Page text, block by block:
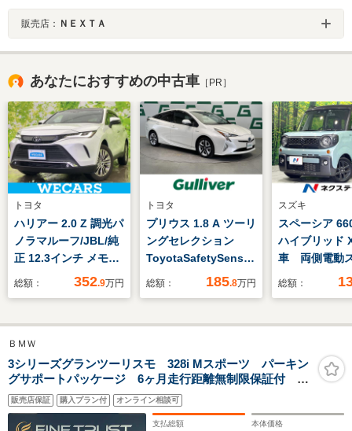
販売店： ＮＥＸＴＡ
あなたにおすすめの中古車 ［PR］
トヨタ
ハリアー 2.0 Z 調光パ
ノラマルーフ/JBL/純
正 12.3インチ メモリ
ーナビ/デジタルイン
ラミックビューモニタ
ー/車線逸脱防止支援
システム/シート ハー
フレザー
総額： 352.9万円
トヨタ
プリウス 1.8 A ツーリ
ングセレクション
ToyotaSafetySenseP
衝突軽減ブレーキ 横
ナビ Bluetooth フ
トライト シートヒー
ター ドラレコ ETC
総額： 185.8万円
スズキ
スペーシア
ハイブリッド
車 両側電動
ドア 衝突軽
ー 電動格納
イブレコー
ETC LEDフ
ト ドアバイ
総額：
ＢＭＷ
3シリーズグランツーリスモ 328i Mスポーツ パーキン
グサポートパッケージ 6ヶ月走行距離無制限保証付 ト
ップビューカメラ インテリジェントセーフティ 純正
HDDナビ 禁煙車 ディスチャージヘッドランプ フル
セグTV Bluetooth パワーシート ETC
販売店保証 購入プラン付 オンライン相談可
支払総額 本体価格